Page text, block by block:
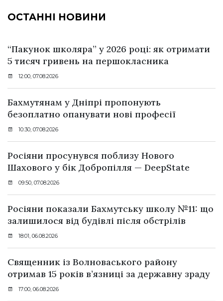
ОСТАННІ НОВИНИ
“Пакунок школяра” у 2026 році: як отримати
5 тисяч гривень на першокласника
12:00, 07.08.2026
Бахмутянам у Дніпрі пропонують
безоплатно опанувати нові професії
10:30, 07.08.2026
Росіяни просунувся поблизу Нового
Шахового у бік Добропілля — DeepState
09:50, 07.08.2026
Росіяни показали Бахмутську школу №11: що
залишилося від будівлі після обстрілів
18:01, 06.08.2026
Священник із Волноваського району
отримав 15 років в’язниці за державну зраду
17:00, 06.08.2026